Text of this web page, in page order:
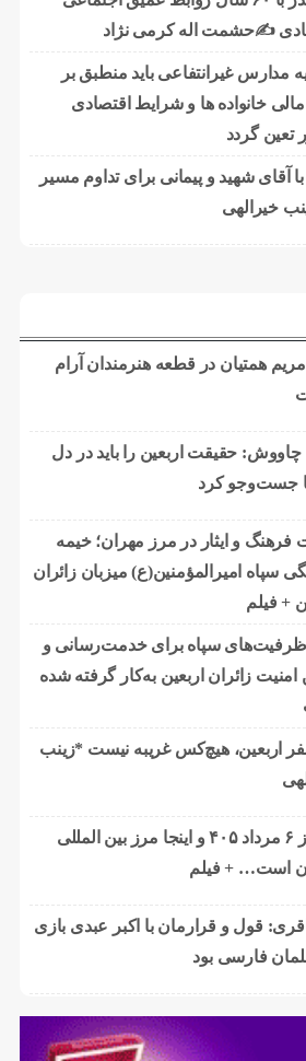
✍حشمت اله کرمی نژاد
مدارس غیرانتفاعی باید منطبق بر
مالی خانواده ها و شرایط اقتصادی
تعین گردد
آقای شهید و پیمانی برای تداوم مسیر
خیرالهی
مریم همتیان در قطعه هنرمندان آرام
چاووش: حقیقت اربعین را باید در دل
جست‌وجو کرد
فرهنگ و ایثار در مرز مهران؛ خیمه
سپاه امیرالمؤمنین(ع) میزبان زائران
+ فیلم
سپاه برای خدمت‌رسانی و
امنیت زائران اربعین به‌کار گرفته شده
اربعین، هیچ‌کس غریبه نیست *زینب
امروز ۶ مرداد ۴۰۵ و اینجا مرز بین المللی
است… + فیلم
قول و قرارمان با اکبر عبدی بازی
فارسی بود